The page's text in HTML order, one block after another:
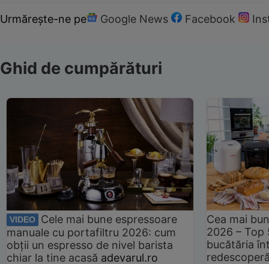
Urmărește-ne pe Google News Facebook
Ghid de cumpărături
VIDEO
Cele mai bune espressoare
manuale cu portafiltru 2026: cum
obții un espresso de nivel barista
chiar la tine acasă adevarul.ro
Cea mai
2026 –
bucătăria